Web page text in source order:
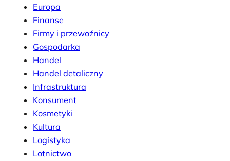
Europa
Finanse
Firmy i przewoźnicy
Gospodarka
Handel
Handel detaliczny
Infrastruktura
Konsument
Kosmetyki
Kultura
Logistyka
Lotnictwo